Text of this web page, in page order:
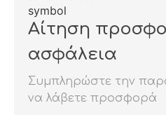
Αίτηση
ασφάλεια
Συμπληρώστε την
να λάβετε προσφορά